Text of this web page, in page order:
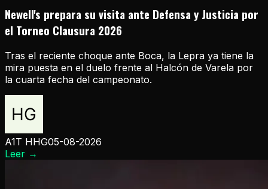
Newell's prepara su visita ante Defensa y Justicia por
el Torneo Clausura 2026
Tras el reciente choque ante Boca, la Lepra ya tiene la
mira puesta en el duelo frente al Halcón de Varela por
la cuarta fecha del campeonato.
A1T HHG05-08-2026
Leer →